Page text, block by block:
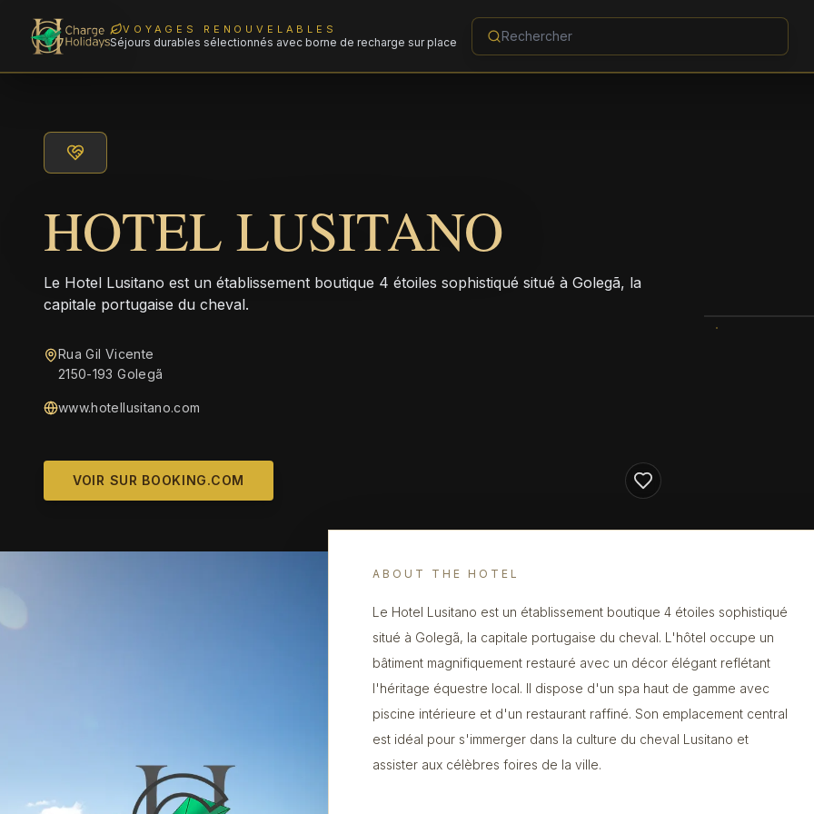
VOYAGES RENOUVELABLES
Séjours durables sélectionnés avec borne de recharge sur place
HOTEL LUSITANO
Le Hotel Lusitano est un établissement boutique 4 étoiles sophistiqué situé à Golegã, la
capitale portugaise du cheval.
Rua Gil Vicente
2150-193 Golegã
www.hotellusitano.com
VOIR SUR BOOKING.COM
ABOUT THE HOTEL
Le Hotel Lusitano est un établissement boutique 4 étoiles sophistiqué
situé à Golegã, la capitale portugaise du cheval. L'hôtel occupe un
bâtiment magnifiquement restauré avec un décor élégant reflétant
l'héritage équestre local. Il dispose d'un spa haut de gamme avec
piscine intérieure et d'un restaurant raffiné. Son emplacement central
est idéal pour s'immerger dans la culture du cheval Lusitano et
assister aux célèbres foires de la ville.